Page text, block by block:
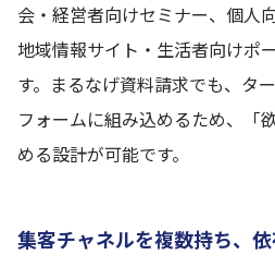
会・経営者向けセミナー、個人
地域情報サイト・生活者向けポ
す。まるなげ資料請求でも、タ
フォームに組み込めるため、「
める設計が可能です。
集客チャネルを複数持ち、